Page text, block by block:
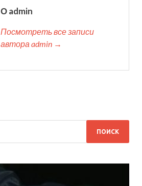
О admin
Посмотреть все записи
автора admin →